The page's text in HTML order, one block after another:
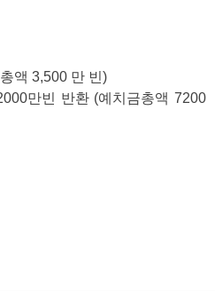
액 3,500 만 빈)
만빈 반환 (예치금총액 7200